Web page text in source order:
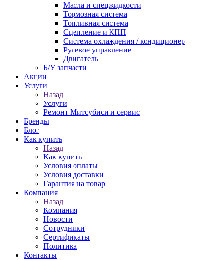
Масла и спецжидкости
Тормозная система
Топливная система
Сцепление и КПП
Система охлаждения / кондиционер
Рулевое управление
Двигатель
Б/У запчасти
Акции
Услуги
Назад
Услуги
Ремонт Митсубиси и сервис
Бренды
Блог
Как купить
Назад
Как купить
Условия оплаты
Условия доставки
Гарантия на товар
Компания
Назад
Компания
Новости
Сотрудники
Сертификаты
Политика
Контакты